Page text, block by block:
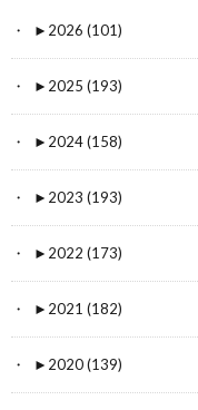
► 2026 (101)
► 2025 (193)
► 2024 (158)
► 2023 (193)
► 2022 (173)
► 2021 (182)
► 2020 (139)